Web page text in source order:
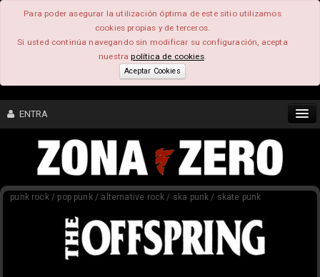
Para poder asegurar la utilización óptima de este sitio utilizamos
cookies propias y de terceros.
Si usted continúa navegando sin modificar su configuración, acepta
nuestrapolítica de cookies.
Aceptar Cookies
ENTRA
CONTENIDO
COMUNIDAD
FEEEDBACK
punk rock / pop punk / alternative rock / ska punk / skate punk